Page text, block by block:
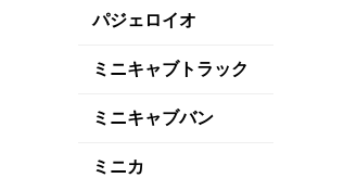
パジェロイオ
ミニキャブトラック
ミニキャブバン
ミニカ